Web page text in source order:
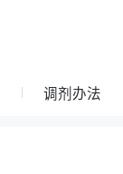
调剂办法